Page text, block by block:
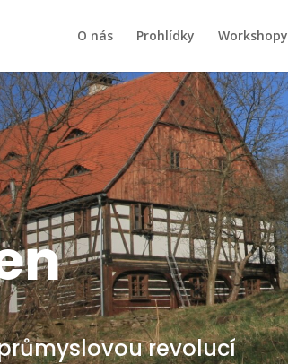
O nás Prohlídky Workshopy
revolucí